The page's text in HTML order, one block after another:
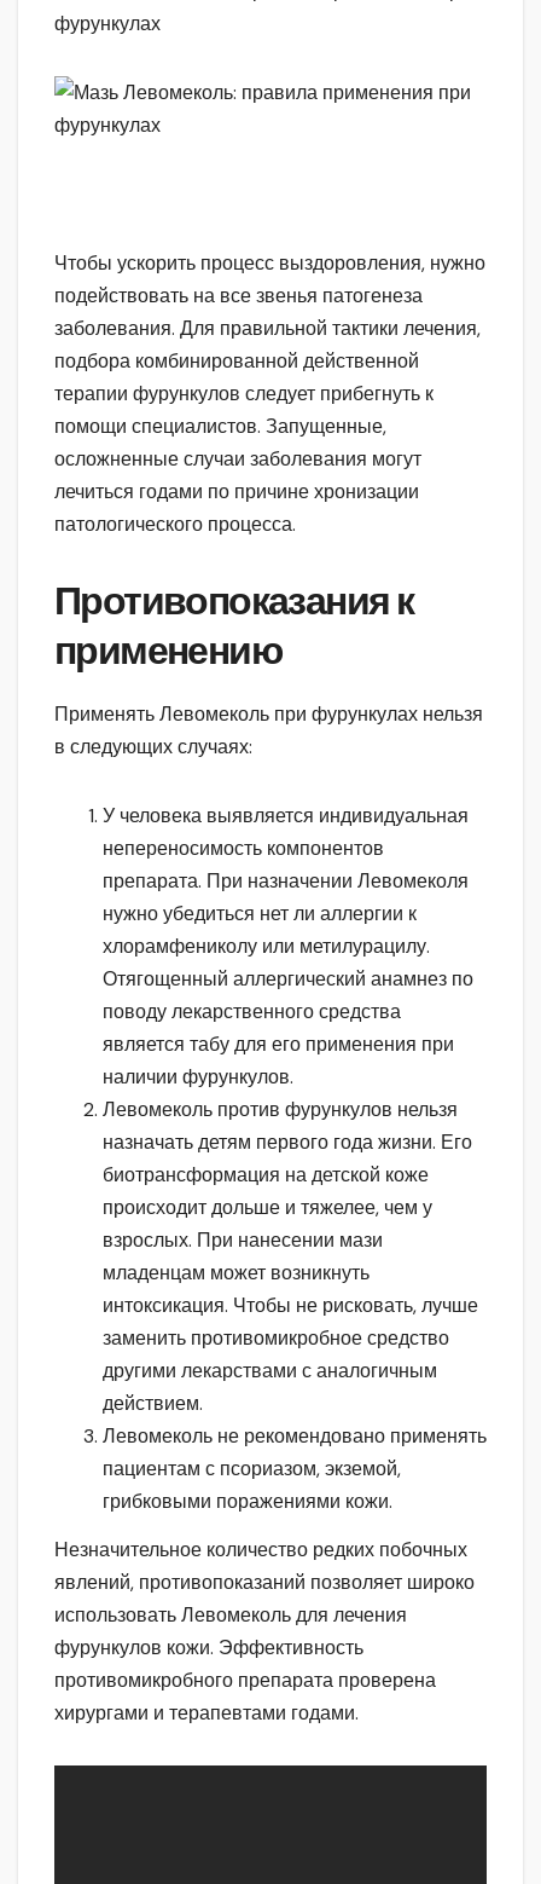
Чтобы ускорить процесс выздоровления, нужно
подействовать на все звенья патогенеза
заболевания. Для правильной тактики лечения,
подбора комбинированной действенной
терапии фурункулов следует прибегнуть к
помощи специалистов. Запущенные,
осложненные случаи заболевания могут
лечиться годами по причине хронизации
патологического процесса.
Противопоказания к
применению
Применять Левомеколь при фурункулах нельзя
в следующих случаях:
У человека выявляется индивидуальная
непереносимость компонентов
препарата. При назначении Левомеколя
нужно убедиться нет ли аллергии к
хлорамфениколу или метилурацилу.
Отягощенный аллергический анамнез по
поводу лекарственного средства
является табу для его применения при
наличии фурункулов.
Левомеколь против фурункулов нельзя
назначать детям первого года жизни. Его
биотрансформация на детской коже
происходит дольше и тяжелее, чем у
взрослых. При нанесении мази
младенцам может возникнуть
интоксикация. Чтобы не рисковать, лучше
заменить противомикробное средство
другими лекарствами с аналогичным
действием.
Левомеколь не рекомендовано применять
пациентам с псориазом, экземой,
грибковыми поражениями кожи.
Незначительное количество редких побочных
явлений, противопоказаний позволяет широко
использовать Левомеколь для лечения
фурункулов кожи. Эффективность
противомикробного препарата проверена
хирургами и терапевтами годами.